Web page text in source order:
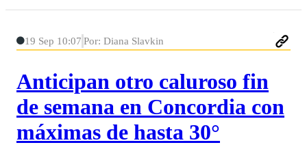
19 Sep 10:07 Por: Diana Slavkin
Anticipan otro caluroso fin
de semana en Concordia con
máximas de hasta 30°